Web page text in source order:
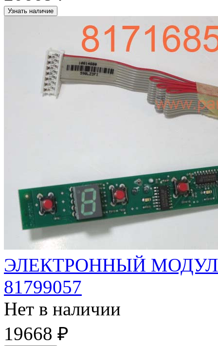
Узнать наличие
ЭЛЕКТРОННЫЙ МОДУЛЬ
81799057
Нет в наличии
19668 ₽